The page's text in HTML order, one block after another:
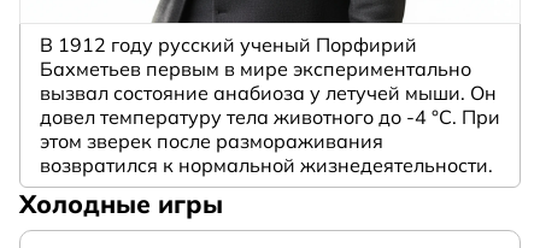
В 1912 году русский ученый Порфирий
Бахметьев первым в мире экспериментально
вызвал состояние анабиоза у летучей мыши. Он
довел температуру тела животного до -4 °C. При
этом зверек после размораживания
возвратился к нормальной жизнедеятельности.
Холодные игры